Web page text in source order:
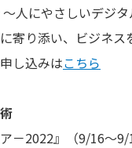
人にやさしいデジタ
寄り添い、ビジネス
し込みはこちら
－2022』（9/16～9/